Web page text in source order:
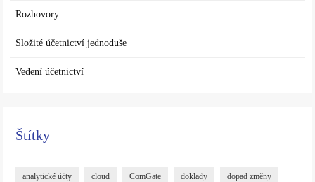
Rozhovory
Složité účetnictví jednoduše
Vedení účetnictví
Štítky
analytické účty cloud ComGate doklady dopad změny